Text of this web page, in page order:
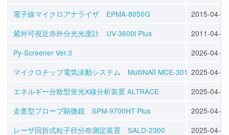
電子線マイクロアナライザ EPMA-8050G
2015-04-06
紫外可視近赤外分光光度計 UV-3600i Plus
2011-04-01
Py-Screener Ver.3
2026-04-07
マイクロチップ電気泳動システム MultiNAⅡ MCE-301 2025-04-08
エネルギー分散型蛍光X線分析装置 ALTRACE
2025-04-08
走査型プローブ顕微鏡 SPM-9700HT Plus
2025-04-08
レーザ回折式粒子径分布測定装置 SALD-2300
2025-04-08